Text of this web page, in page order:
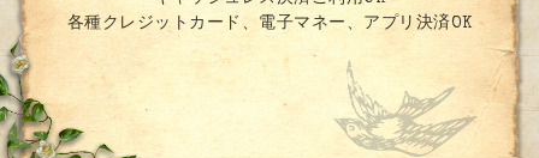
各種クレジットカード、電子マネー、アプリ決済OK